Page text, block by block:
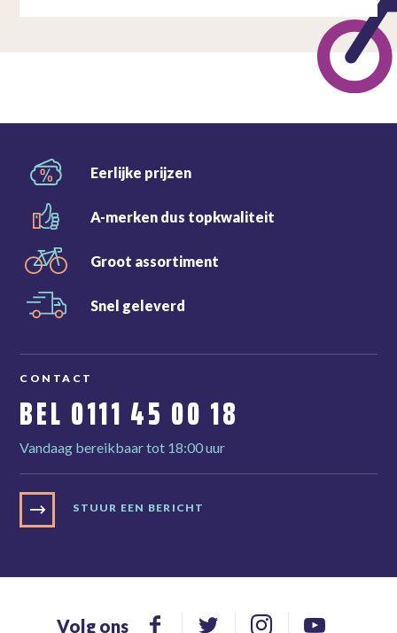
€5.299,00.
€4.599,00.
Eerlijke prijzen
A-merken dus topkwaliteit
Groot assortiment
Snel geleverd
CONTACT
BEL 0111 45 00 18
Vandaag bereikbaar tot 18:00 uur
STUUR EEN BERICHT
Volg ons